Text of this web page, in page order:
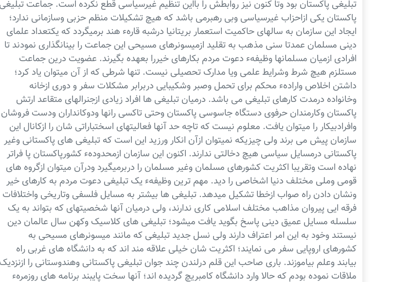
تبلیغی پاکستان بود وتا کنون نیز روابطش را بااین تنظیم غیرسیاسی قطع نکرده است. جماعت تبلیغی
پاکستان یکی ازاحزاب غیرسیاسی وبی رهبرمی باشد که هیچ تشکیلات منظم حزبی وسازمانی ندارد؛
ایجاد این سازمان به سالهای حاکمیت استعمار بریتانیا درشبه قارهء هند برمیگردد که یکتعداد علمای
دینی مسلمان عمدتا سنی مذهب به تقلید ازمیسونرهای مسیحی این جماعت را بینانگذاری نمودند تا
افرادی ازمیان مسلمانها وظیفهء دعوت مردم بکارهای خیررا بعهده بگیرند. عضویت درین جماعت
مستلزم هیچ شرط وشرایط علمی ویا مدارک تحصیلی نیست. تنها شرطی که از آن میتوان یاد کرد؛
داشتن اخلاص وارادهء محکم برای تحمل وصبر وشکیبایی دربرابر مشکلات سفر و دوری ازخانه
وخانواده درمدت کارهای تبلیغی می باشد. درمیان تبلیغی ها افراد زیادی ازجنرالهای متقاعد ارتش
پاکستان وکارمندان حرفوی دستگاه جاسوسی پاکستان وحتی تاکسی رانها ودوکانداران ودست فروشان
وافرادبیکار را میتوان یافت. معلوم نیست که تاچه حد آنها فعالیتهای اسختباراتی شان را ازکانال این
سازمان پیش می برند ولی چیزیکه نمیتوان ازآن انکار ورزید این است که تبلیغی های پاکستانی وغیر
پاکستانی درمسایل سیاسی هیچ دخالتی ندارند. اکنون این سازمان ازمحدودهء کشورپاکستان پا فراتر
نهاده است وتقریبا اکثریت کشورهای مسلمان وغیر مسلمان را دربرمیگیرد ودرآن میتوان ازگروه های
قومی وملی مختلف دنیا اشخاصی را دید. مهم ترین وظیفهء یک تبلیغی دعوت مردم به کارهای خیر
ونشان دادن راه صواب ازخطا تشکیل میدهد. تبلیغی ها بیشتر به مسایل فلسفی وتاریخی واختلافات
فرقه ایی پیروان مذاهب مختلف اسلامی کاری ندارند، ولی درمیان آنها شخصیتهای که بتواند به یک
سلسله مسایل عمیق دینی پاسخ بگوید یافت میشود؛ تبلیغی های کلاسیک وکهن سال عالمان دین
نیستند وخود به این امر اعتراف دارند ولی نسل جدید تبلیغی که مانند میسونرهای مسیحی به
کشورهای اروپایی سفر می نمایند؛ اکثریت شان خیلی علاقه مند اند که به دانشگاه های غربی راه
بیابند وعلم بیاموزند. باری صاحب این قلم درلندن چند جوان تبلیغی پاکستانی وهندوستانی را ازنزدیک
ملاقات نموده بودم که حالا وارد دانشگاه کامبریچ گردیده اند؛ آنها سخت پایبند برنامه های روزمرهء